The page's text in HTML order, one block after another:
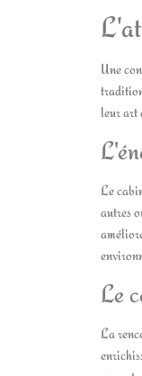
Une
leur art
Le
autres
Le
La